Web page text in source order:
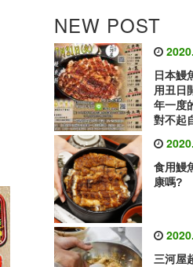
NEW POST
日本鰻
用丑日
年一度
對不起
食用鰻
康嗎?
三河屋